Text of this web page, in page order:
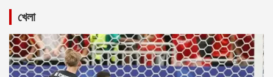
খেলা